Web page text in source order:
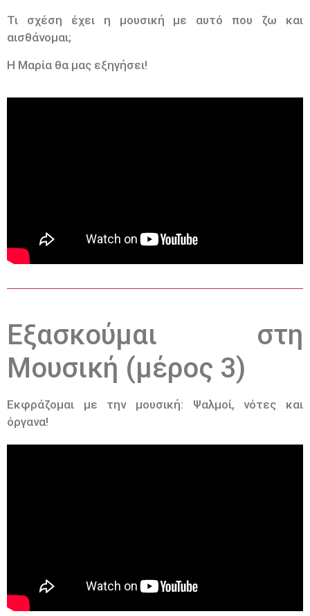
Τι σχέση έχει η μουσική με αυτό που ζω και
αισθάνομαι;
Η Μαρία θα μας εξηγήσει!
Εξασκούμαι στη
Μουσική (μέρος 3)
Εκφράζομαι με την μουσική: Ψαλμοί, νότες και
όργανα!